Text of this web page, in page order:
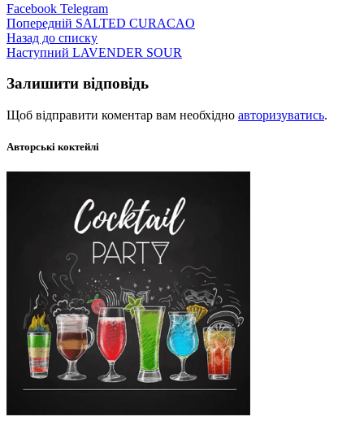
Facebook Telegram
Попередній SALTED CURACAO
Назад до списку
Наступний LAVENDER SOUR
Залишити відповідь
Щоб відправити коментар вам необхідно авторизуватись.
Авторські коктейлі